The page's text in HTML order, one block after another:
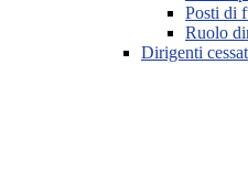
Posti di
Ruolo
Dirigenti